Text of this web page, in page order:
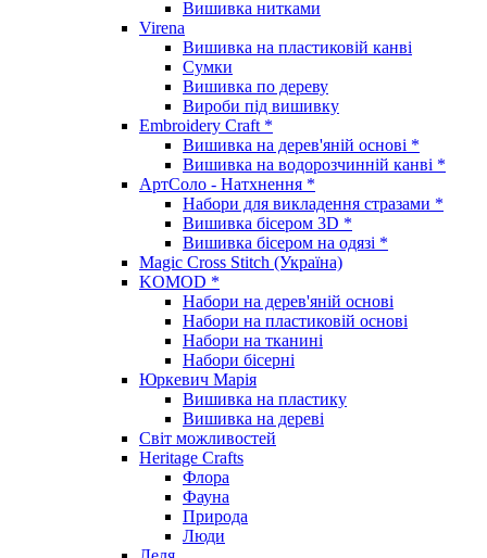
Вишивка нитками
Virena
Вишивка на пластиковій канві
Сумки
Вишивка по дереву
Вироби під вишивку
Embroidery Craft *
Вишивка на дерев'яній основі *
Вишивка на водорозчинній канві *
АртСоло - Натхнення *
Набори для викладення стразами *
Вишивка бісером 3D *
Вишивка бісером на одязі *
Magic Cross Stitch (Україна)
KOMOD *
Набори на дерев'яній основі
Набори на пластиковій основі
Набори на тканині
Набори бісерні
Юркевич Марія
Вишивка на пластику
Вишивка на дереві
Світ можливостей
Heritage Crafts
Флора
Фауна
Природа
Люди